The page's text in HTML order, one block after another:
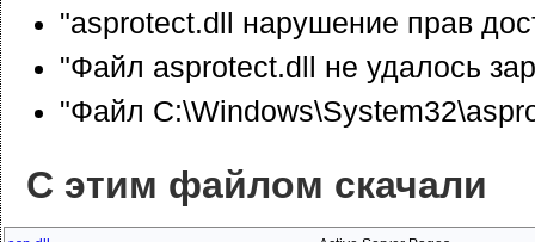
"asprotect.dll нарушение прав
"Файл asprotect.dll не удалось
"Файл
С этим файлом скачали